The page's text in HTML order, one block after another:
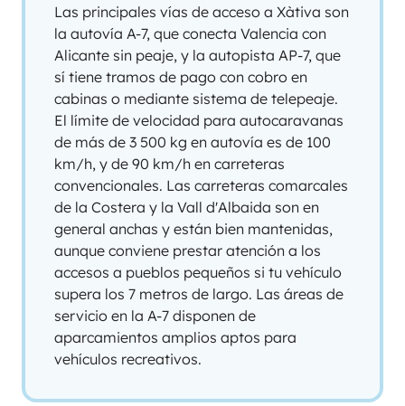
Las principales vías de acceso a Xàtiva son
la autovía A-7, que conecta Valencia con
Alicante sin peaje, y la autopista AP-7, que
sí tiene tramos de pago con cobro en
cabinas o mediante sistema de telepeaje.
El límite de velocidad para autocaravanas
de más de 3 500 kg en autovía es de 100
km/h, y de 90 km/h en carreteras
convencionales. Las carreteras comarcales
de la Costera y la Vall d'Albaida son en
general anchas y están bien mantenidas,
aunque conviene prestar atención a los
accesos a pueblos pequeños si tu vehículo
supera los 7 metros de largo. Las áreas de
servicio en la A-7 disponen de
aparcamientos amplios aptos para
vehículos recreativos.